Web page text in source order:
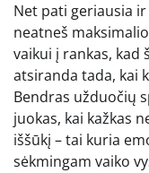
Net pati geriausia
neatneš
vaikui į rankas, kad
atsiranda tada, kai
Bendras užduočių
juokas, kai kažkas
iššūkį – tai kuria
sėkmingam vaiko